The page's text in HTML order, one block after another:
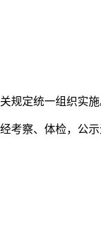
规定统一组织实施
考察、体检，公示